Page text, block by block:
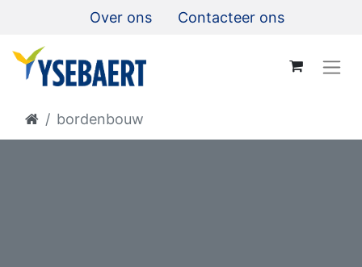
Over ons Contacteer ons
bordenbouw